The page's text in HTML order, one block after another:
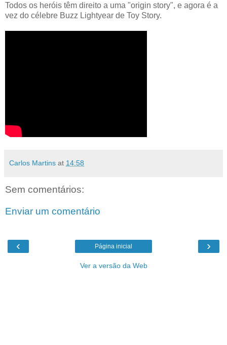
Todos os heróis têm direito a uma "origin story", e agora é a
vez do célebre Buzz Lightyear de Toy Story.
Carlos Martins at 14:58
Sem comentários:
Enviar um comentário
‹ ›
Página inicial
Ver a versão da Web